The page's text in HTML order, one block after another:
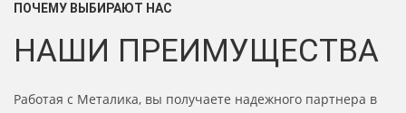
ПОЧЕМУ ВЫБИРАЮТ НАС
НАШИ ПРЕИМУЩЕСТВА
Работая с Металика, вы получаете надежного партнера в